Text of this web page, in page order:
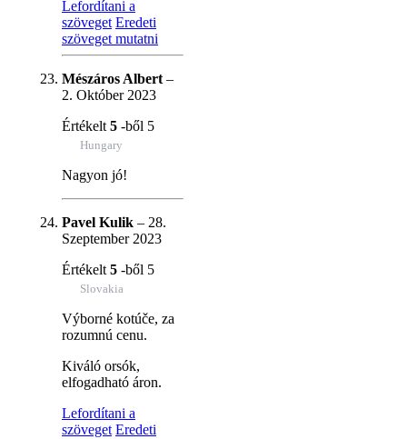
Lefordítani a
szöveget Eredeti
szöveget mutatni
Mészáros Albert –
2. Október 2023
Értékelt 5 -ből 5
Hungary
Nagyon jó!
Pavel Kulik – 28.
Szeptember 2023
Értékelt 5 -ből 5
Slovakia
Výborné kotúče, za
rozumnú cenu.
Kiváló orsók,
elfogadható áron.
Lefordítani a
szöveget Eredeti